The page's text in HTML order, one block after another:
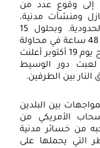
إلى وقوع عدد من
ومنشآت مدنية،
وتقييد الحركة التجارية عبر المعابر الحدودية. وبحلول 15
أكتوبر تم الاتفاق على هدنة مؤقتة لمدة 48 ساعة في محاولة
لتهدئة الأوضاع بين الطرفين، وفي صباح يوم 19 أكتوبر أعلنت
لعبت دور الوسيط
بين الطرفين.
بين البلدين
الأمريكي من
لما صاحبه من خسائر مدنية
التي يحملها على